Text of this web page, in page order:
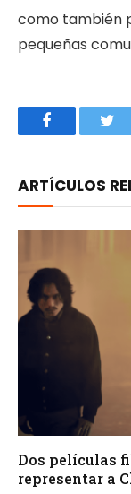
como también
pequeñas
Facebook
ARTÍCULOS
Dos películas
representar a